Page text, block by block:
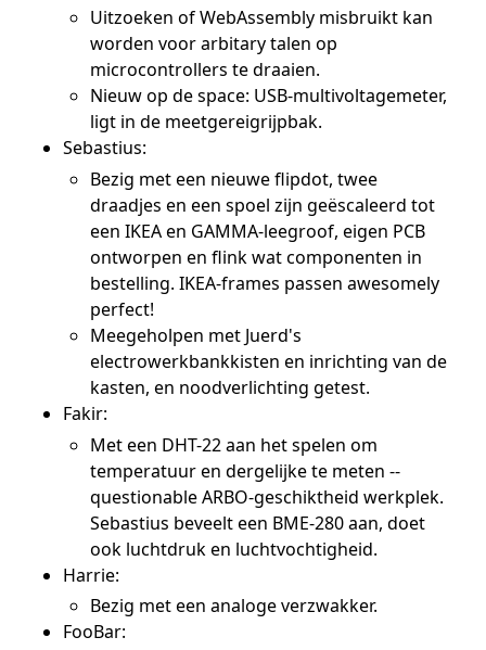
Uitzoeken of WebAssembly misbruikt kan
worden voor arbitary talen op
microcontrollers te draaien.
Nieuw op de space: USB-multivoltagemeter,
ligt in de meetgereigrijpbak.
Sebastius:
Bezig met een nieuwe flipdot, twee
draadjes en een spoel zijn geëscaleerd tot
een IKEA en GAMMA-leegroof, eigen PCB
ontworpen en flink wat componenten in
bestelling. IKEA-frames passen awesomely
perfect!
Meegeholpen met Juerd's
electrowerkbankkisten en inrichting van de
kasten, en noodverlichting getest.
Fakir:
Met een DHT-22 aan het spelen om
temperatuur en dergelijke te meten --
questionable ARBO-geschiktheid werkplek.
Sebastius beveelt een BME-280 aan, doet
ook luchtdruk en luchtvochtigheid.
Harrie:
Bezig met een analoge verzwakker.
FooBar: